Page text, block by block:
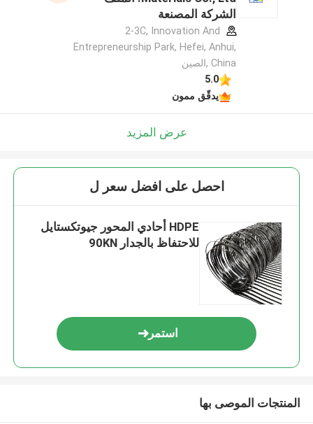
الشركة المصنعة
2-3C, Innovation And
Entrepreneurship Park, Hefei, Anhui,
China ,الصين
5.0
يدقّق ممون
عرض المزيد
احصل على افضل سعر ل
HDPE أحادي المحور جيوتكستايل
للاحتفاظ بالجدار 90KN
استمر
المنتجات الموصى بها